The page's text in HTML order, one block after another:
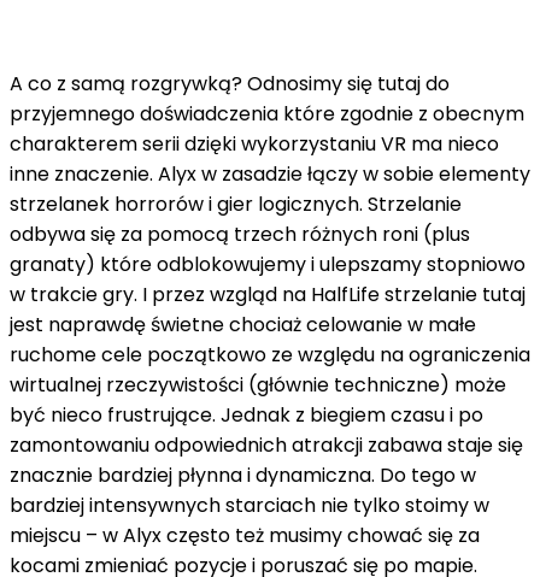
A co z samą rozgrywką? Odnosimy się tutaj do
przyjemnego doświadczenia które zgodnie z obecnym
charakterem serii dzięki wykorzystaniu VR ma nieco
inne znaczenie. Alyx w zasadzie łączy w sobie elementy
strzelanek horrorów i gier logicznych. Strzelanie
odbywa się za pomocą trzech różnych roni (plus
granaty) które odblokowujemy i ulepszamy stopniowo
w trakcie gry. I przez wzgląd na HalfLife strzelanie tutaj
jest naprawdę świetne chociaż celowanie w małe
ruchome cele początkowo ze względu na ograniczenia
wirtualnej rzeczywistości (głównie techniczne) może
być nieco frustrujące. Jednak z biegiem czasu i po
zamontowaniu odpowiednich atrakcji zabawa staje się
znacznie bardziej płynna i dynamiczna. Do tego w
bardziej intensywnych starciach nie tylko stoimy w
miejscu – w Alyx często też musimy chować się za
kocami zmieniać pozycje i poruszać się po mapie.